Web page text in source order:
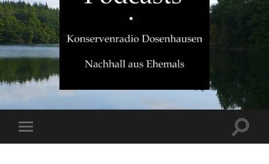
TJ.s
Mobile-
Menü